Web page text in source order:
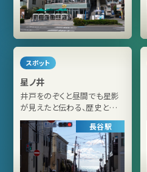
スポット
星ノ井
井戸をのぞくと昼間でも星影
が見えたと伝わる、歴史と伝
説のスポットへ
長谷駅